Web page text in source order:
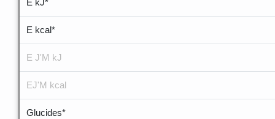
E kcal*
E J'M kJ
EJ'M kcal
Glucides*